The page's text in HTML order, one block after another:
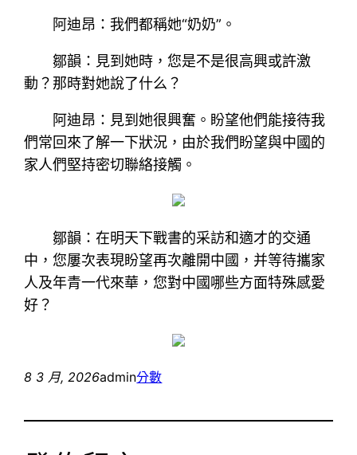
阿迪昂：我們都稱她“奶奶”。
鄒韻：見到她時，您是不是很高興或許激
動？那時對她說了什么？
阿迪昂：見到她很興奮。盼望他們能接待我
們常回來了解一下狀況，由於我們盼望與中國的
家人們堅持密切聯絡接觸。
鄒韻：在明天下戰書的采訪和適才的交通
中，您屢次表現盼望再次離開中國，并等待攜家
人及年青一代來華，您對中國哪些方面特殊感愛
好？
8 3 月, 2026admin分數